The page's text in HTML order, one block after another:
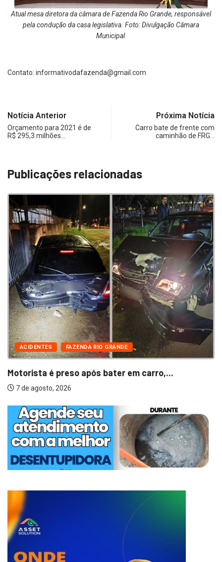
Atual mesa diretora da câmara de Fazenda Rio Grande, responsável
pela condução da casa legislativa. Foto: Divulgação Câmara
Municipal
Contato: informativodafazenda@gmail.com
Notícia Anterior
Orçamento para 2021 é de
R$ 295,3 milhões…
Próxima Notícia
Carro bate de frente com
caminhão de FRG…
Publicações relacionadas
ACIDENTES FAZENDA RIO GRANDE
Motorista é preso após bater em carro,...
7 de agosto, 2026